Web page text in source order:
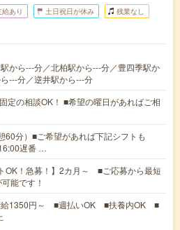
あり 土日祝日が休み 残業なし
から---分／北柏駅から---分／豊四季駅か
---分／逆井駅から---分
定の相談OK！ ■希望の曜日があればご相
60分）■ご希望があれば下記シフトも
遅番 …
OK！急募！】2カ月～ ■ご応募から最短
能です！
給1350円～ ■週払いOK ■扶養内OK ■